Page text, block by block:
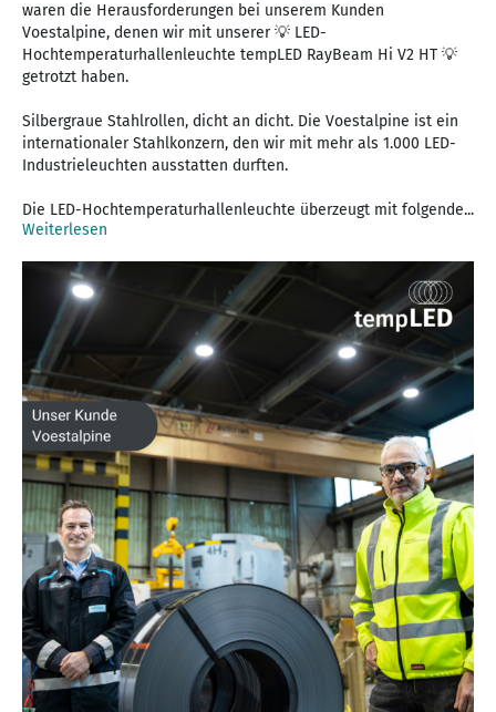
waren die Herausforderungen bei unserem Kunden
Voestalpine, denen wir mit unserer 💡 LED-
Hochtemperaturhallenleuchte tempLED RayBeam Hi V2 HT 💡
getrotzt haben.
Silbergraue Stahlrollen, dicht an dicht. Die Voestalpine ist ein
internationaler Stahlkonzern, den wir mit mehr als 1.000 LED-
Industrieleuchten ausstatten durften.
Die LED-Hochtemperaturhallenleuchte überzeugt mit folgende...
Weiterlesen